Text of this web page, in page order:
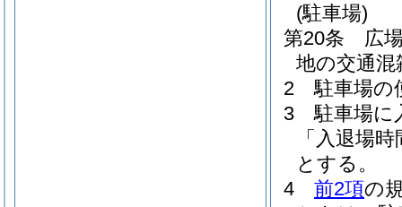
(駐車場)
第20条
広
地の交通
2
駐車場の
3
駐車場に
「入退場
とする。
4
前2項の